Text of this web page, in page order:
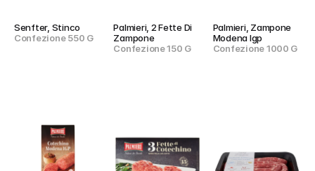
Senfter, Stinco
Confezione 550 G
Palmieri, 2 Fette Di
Zampone
Confezione 150 G
Palmieri, Zampone
Modena Igp
Confezione 1000 G